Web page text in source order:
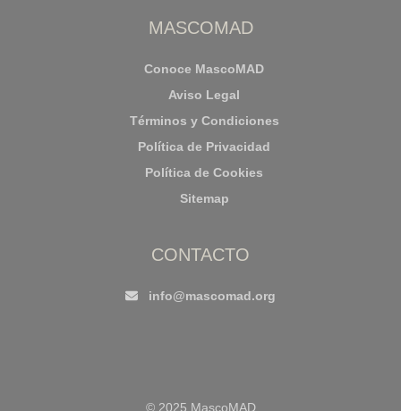
MASCOMAD
Conoce MascoMAD
Aviso Legal
Términos y Condiciones
Política de Privacidad
Política de Cookies
Sitemap
CONTACTO
info@mascomad.org
© 2025 MascoMAD